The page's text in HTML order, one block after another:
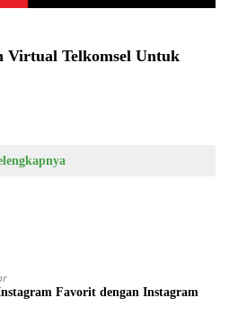
Virtual Telkomsel Untuk
Favorit dengan Instagram